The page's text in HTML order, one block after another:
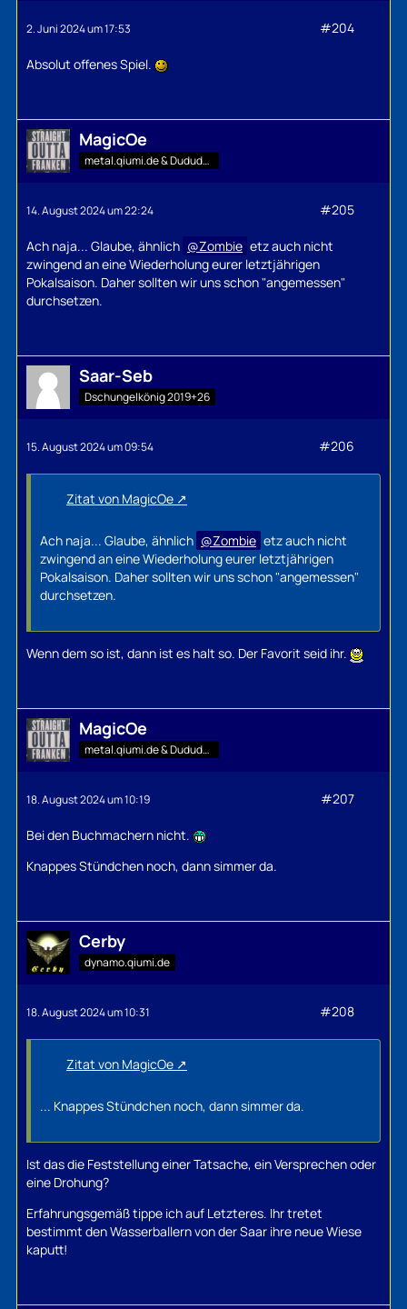
2. Juni 2024 um 17:53 #204
Absolut offenes Spiel.
MagicOe
metal.qiumi.de & Dududu-Mann
14. August 2024 um 22:24 #205
Ach naja... Glaube, ähnlich Zombie etz auch nicht
zwingend an eine Wiederholung eurer letztjährigen
Pokalsaison. Daher sollten wir uns schon "angemessen"
durchsetzen.
Saar-Seb
Dschungelkönig 2019+26
15. August 2024 um 09:54 #206
Zitat von MagicOe
Ach naja... Glaube, ähnlich Zombie etz auch nicht
zwingend an eine Wiederholung eurer letztjährigen
Pokalsaison. Daher sollten wir uns schon "angemessen"
durchsetzen.
Wenn dem so ist, dann ist es halt so. Der Favorit seid ihr.
MagicOe
metal.qiumi.de & Dududu-Mann
18. August 2024 um 10:19 #207
Bei den Buchmachern nicht.
Knappes Stündchen noch, dann simmer da.
Cerby
dynamo.qiumi.de
18. August 2024 um 10:31 #208
Zitat von MagicOe
... Knappes Stündchen noch, dann simmer da.
Ist das die Feststellung einer Tatsache, ein Versprechen oder
eine Drohung?
Erfahrungsgemäß tippe ich auf Letzteres. Ihr tretet
bestimmt den Wasserballern von der Saar ihre neue Wiese
kaputt!